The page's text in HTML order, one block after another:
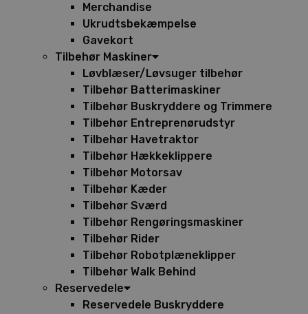
Merchandise
Ukrudtsbekæmpelse
Gavekort
Tilbehør Maskiner
Løvblæser/Løvsuger tilbehør
Tilbehør Batterimaskiner
Tilbehør Buskryddere og Trimmere
Tilbehør Entreprenørudstyr
Tilbehør Havetraktor
Tilbehør Hækkeklippere
Tilbehør Motorsav
Tilbehør Kæder
Tilbehør Sværd
Tilbehør Rengøringsmaskiner
Tilbehør Rider
Tilbehør Robotplæneklipper
Tilbehør Walk Behind
Reservedele
Reservedele Buskryddere